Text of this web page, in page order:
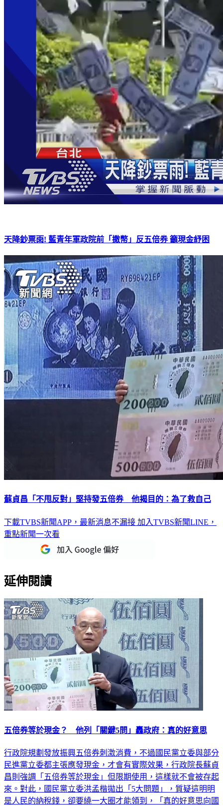
天降鈔票雨! 藍青年軍政院前「撒幣」反五倍券 籲現金紓困
蘇貞昌「不甩反對」堅持發五倍券 他揭目的：為了救自己
下載TVBS新聞APP，最新消息不漏接 加入TVBS新聞LINE，
重點新聞一次看
延伸閱讀
五倍券等於現金？ 他列「關鍵5問」轟政府：真的好意思
行政院規劃發放振興五倍券刺激消費，不過國民黨立委與部分
民進黨立委都主張應發現金，才會有實際效果，行政院長蘇貞
昌則強調「五倍券等於現金」但限期使用，這樣就不會被存起
來。對此，國民黨立委洪孟楷拋出「5大問題」，質疑這明明
是人民的納稅錢，卻要繞一大圈才能領到，「真的好意思向國